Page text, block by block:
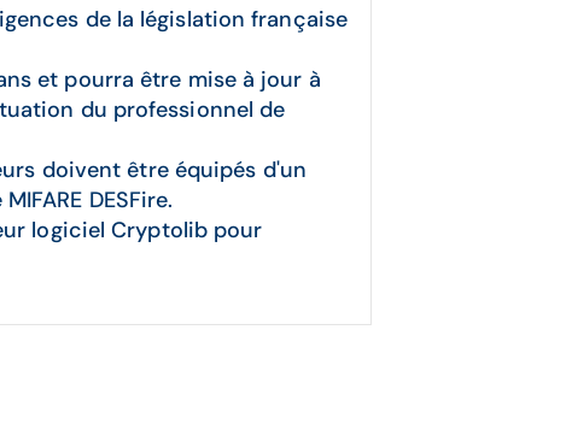
de la législation française
et pourra être mise à jour à
du professionnel de
doivent être équipés d'un
DESFire.
logiciel Cryptolib pour